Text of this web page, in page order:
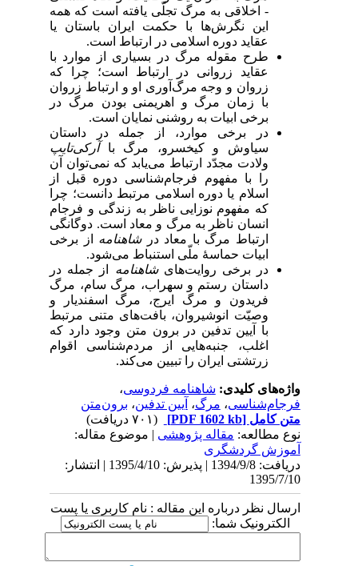
- اخلاقی به مرگ تجلّی یافته است که همه
این نگرش‌ها با حکمت ایران باستان یا
عقاید دوره اسلامی در ارتباط است.
طرح مقوله مرگ در بسیاری از موارد با
عقاید زروانی در ارتباط است؛ چرا که
زروان و وجه مرگ‌آوری او و ارتباط زروان
با زمان مرگ و اهریمنی بودن مرگ در
برخی ابیات به روشنی نمایان است.
در برخی موارد، از جمله در داستان
سیاوش و کیخسرو، مرگ با آرکی‌تایپ
ولادت مجدّد ارتباط می‌یابد که نمی‌توان آن
را با مفهوم فرجام‌شناسی دوره قبل از
اسلام یا دوره اسلامی مرتبط دانست؛ چرا
که مفهوم نوزایی ناظر به زندگی و فرجام
انسان ناظر به مرگ و معاد است. دوگانگی
ارتباط مرگ با معاد در
شاهنامهاز برخی
ابیات حماسۀ ملّی استنباط می‌شود.
در برخی روایت‌هایشاهنامهاز جمله در
داستان رستم و سهراب، مرگ سام، مرگ
فریدون و مرگ ایرج، مرگ اسفندیار و
وصیّت انوشیروان، بافت‌های متنی مرتبط
با آیین تدفین در برون متن وجود دارد که
اغلب، جنبه‌هایی از مردم‌شناسی اقوام
زرتشتی ایران را تبیین می‌کند.
واژه‌های کلیدی:شاهنامه فردوسی،
فرجام‌شناسی،مرگ،آیین تدفین،برون‌متن
متن کامل[PDF 1602 kb]
نوع مطالعه:مقاله پژوهشی| موضوع مقاله:
آموزش گردشگری
دریافت: 1394/9/8 | پذیرش: 1395/4/10 | انتشار:
1395/7/10
ارسال نظر درباره این مقاله : نام کاربری یا پست
الکترونیک شما: